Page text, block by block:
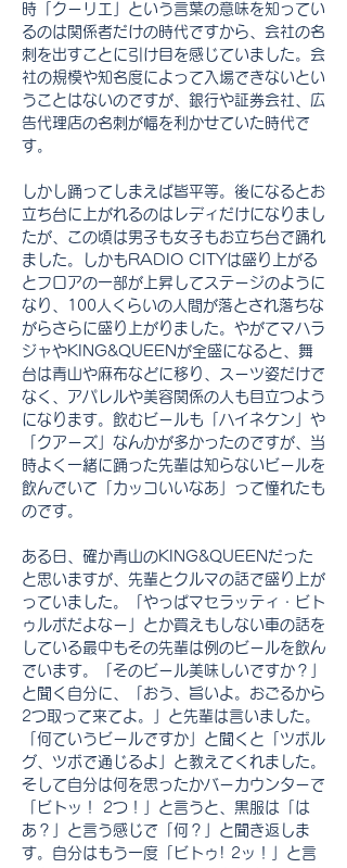
時「クーリエ」という言葉の意味を知ってい
るのは関係者だけの時代ですから、会社の名
刺を出すことに引け目を感じていました。会
社の規模や知名度によって入場できないとい
うことはないのですが、銀行や証券会社、広
告代理店の名刺が幅を利かせていた時代で
す。
しかし踊ってしまえば皆平等。後になるとお
立ち台に上がれるのはレディだけになりまし
たが、この頃は男子も女子もお立ち台で踊れ
ました。しかもRADIO CITYは盛り上がる
とフロアの一部が上昇してステージのように
なり、100人くらいの人間が落とされ落ちな
がらさらに盛り上がりました。やがてマハラ
ジャやKING&QUEENが全盛になると、舞
台は青山や麻布などに移り、スーツ姿だけで
なく、アパレルや美容関係の人も目立つよう
になります。飲むビールも「ハイネケン」や
「クアーズ」なんかが多かったのですが、当
時よく一緒に踊った先輩は知らないビールを
飲んでいて「カッコいいなあ」って憧れたも
のです。
ある日、確か青山のKING&QUEENだった
と思いますが、先輩とクルマの話で盛り上が
っていました。「やっぱマセラッティ・ビト
ゥルボだよなー」とか買えもしない車の話を
している最中もその先輩は例のビールを飲ん
でいます。「そのビール美味しいですか？」
と聞く自分に、「おう、旨いよ。おごるから
2つ取って来てよ。」と先輩は言いました。
「何ていうビールですか」と聞くと「ツボル
グ、ツボで通じるよ」と教えてくれました。
そして自分は何を思ったかバーカウンターで
「ビトッ！ 2つ！」と言うと、黒服は「は
あ？」と言う感じで「何？」と聞き返しま
す。自分はもう一度「ビトゥ! 2ッ！」と言